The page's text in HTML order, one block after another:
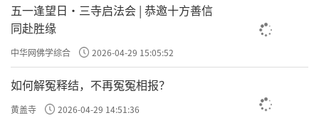
五一逢望日・三寺启法会 | 恭邀十方善信
同赴胜缘
中华网佛学综合 2026-04-29 15:05:52
如何解冤释结，不再冤冤相报？
黄盖寺 2026-04-29 14:51:36